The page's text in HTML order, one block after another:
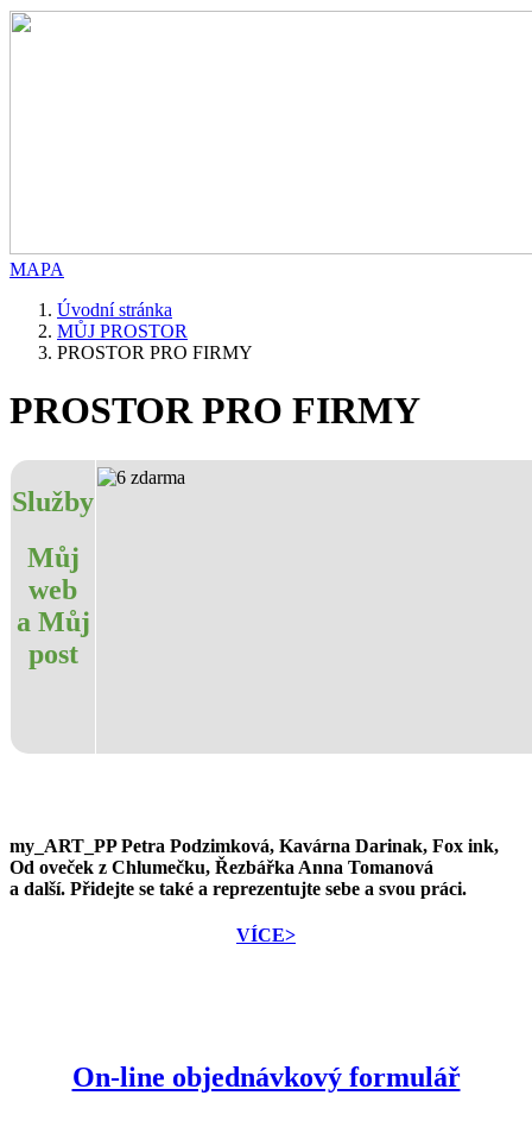
MAPA
Úvodní stránka
MŮJ PROSTOR
PROSTOR PRO FIRMY
PROSTOR PRO FIRMY
Služby
Můj
web
a Můj
post
my_ART_PP Petra Podzimková, Kavárna Darinak, Fox ink,
Od oveček z Chlumečku, Řezbářka Anna Tomanová
a další. Přidejte se také a reprezentujte sebe a svou práci.
VÍCE>
On-line objednávkový formulář